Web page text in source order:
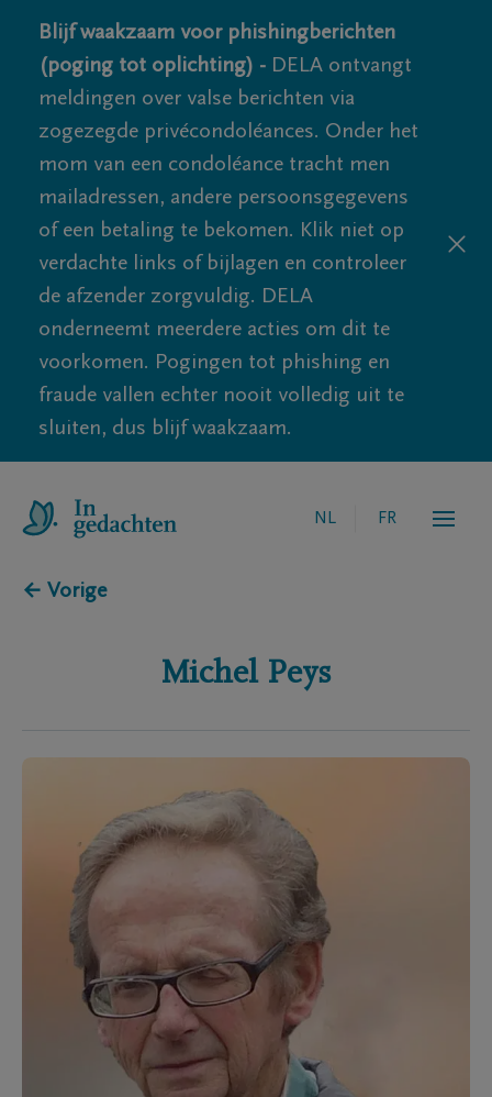
Blijf waakzaam voor phishingberichten
(poging tot oplichting) - DELA ontvangt
meldingen over valse berichten via
zogezegde privécondoléances. Onder het
mom van een condoléance tracht men
mailadressen, andere persoonsgegevens
of een betaling te bekomen. Klik niet op
verdachte links of bijlagen en controleer
de afzender zorgvuldig. DELA
onderneemt meerdere acties om dit te
voorkomen. Pogingen tot phishing en
fraude vallen echter nooit volledig uit te
sluiten, dus blijf waakzaam.
NL FR
← Vorige
Michel Peys